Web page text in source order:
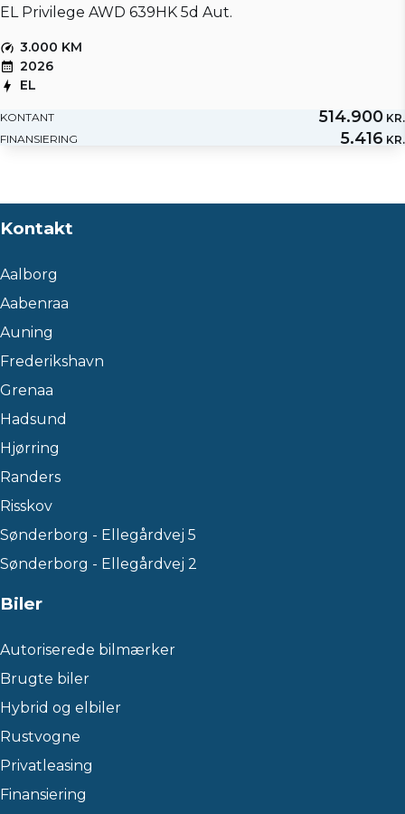
EL Privilege AWD 639HK 5d Aut.
3.000 KM
2026
EL
KONTANT 514.900 KR.
FINANSIERING
5.416 KR.
Kontakt
Aalborg
Aabenraa
Auning
Frederikshavn
Grenaa
Hadsund
Hjørring
Randers
Risskov
Sønderborg - Ellegårdvej 5
Sønderborg - Ellegårdvej 2
Biler
Autoriserede bilmærker
Brugte biler
Hybrid og elbiler
Rustvogne
Privatleasing
Finansiering